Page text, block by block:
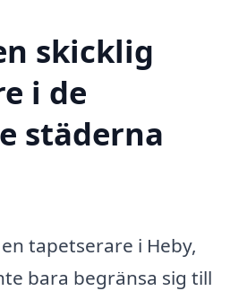
skicklig
i de
städerna
tapetserare i Heby,
bara begränsa sig till